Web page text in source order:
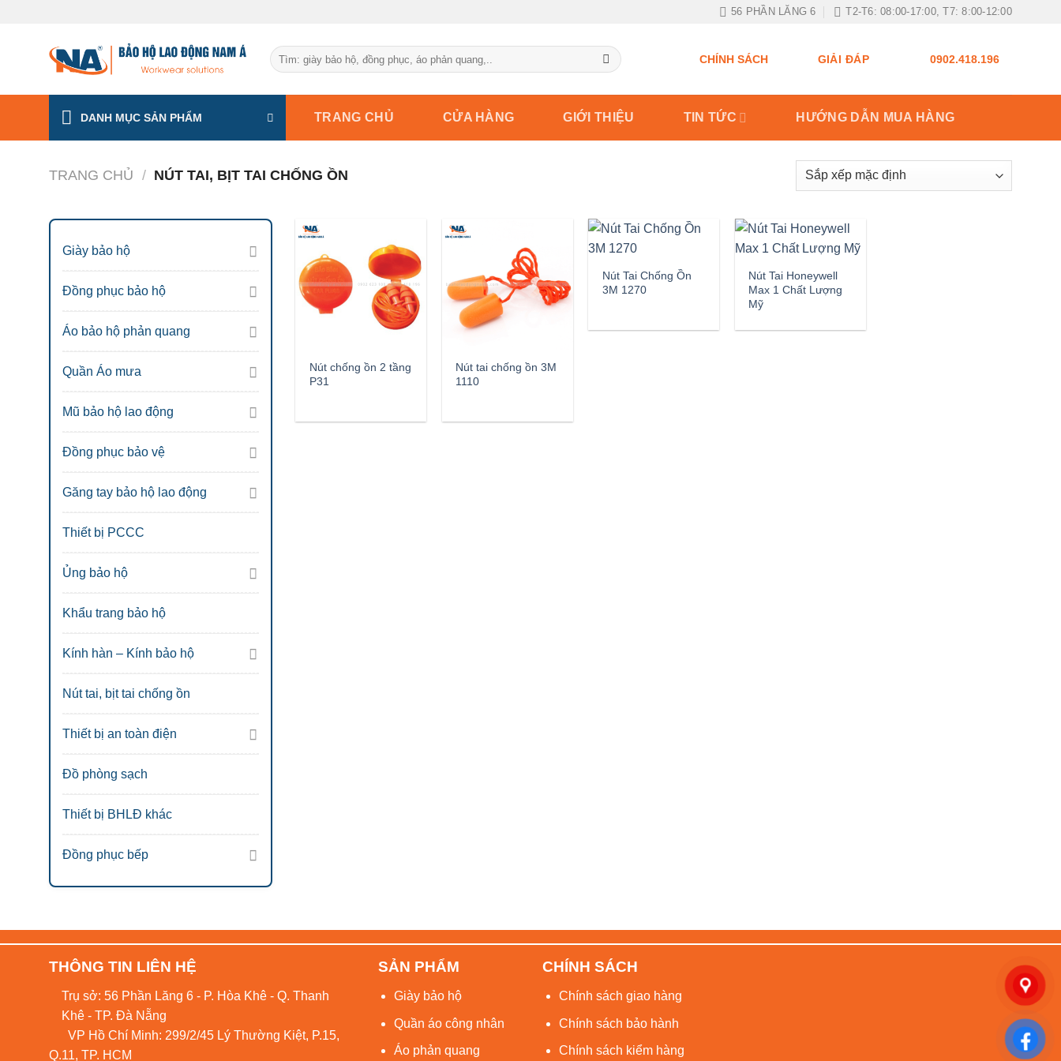
56 PHẦN LĂNG 6 T2-T6: 08:00-17:00, T7: 8:00-12:00
Tìm
kiếm:
CHÍNH SÁCH GIẢI ĐÁP 0902.418.196
DANH MỤC SẢN PHẨM TRANG CHỦ CỬA HÀNG GIỚI THIỆU TIN TỨC HƯỚNG DẪN MUA HÀNG
TRANG CHỦ / NÚT TAI, BỊT TAI CHỐNG ỒN
Giày bảo hộ
Đồng phục bảo hộ
Áo bảo hộ phản quang
Quần Áo mưa
Mũ bảo hộ lao động
Đồng phục bảo vệ
Găng tay bảo hộ lao động
Thiết bị PCCC
Ủng bảo hộ
Khẩu trang bảo hộ
Kính hàn – Kính bảo hộ
Nút tai, bịt tai chống ồn
Thiết bị an toàn điện
Đồ phòng sạch
Thiết bị BHLĐ khác
Đồng phục bếp
Nút chống ồn 2 tầng
P31
Nút tai chống ồn 3M
1110
Nút Tai Chống Ồn
3M 1270
Nút Tai Honeywell
Max 1 Chất Lượng
Mỹ
THÔNG TIN LIÊN HỆ
Trụ sở: 56 Phần Lăng 6 - P. Hòa Khê - Q. Thanh
Khê - TP. Đà Nẵng
VP Hồ Chí Minh: 299/2/45 Lý Thường Kiệt, P.15,
Q.11, TP. HCM
SẢN PHẨM
Giày bảo hộ
Quần áo công nhân
Áo phản quang
CHÍNH SÁCH
Chính sách giao hàng
Chính sách bảo hành
Chính sách kiểm hàng